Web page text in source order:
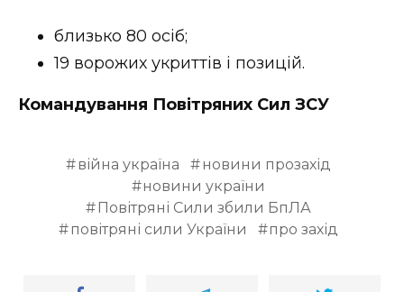
близько 80 осіб;
19 ворожих укриттів і позицій.
Командування Повітряних Сил ЗСУ
війна україна
новини прозахід
новини україни
Повітряні Сили збили БпЛА
повітряні сили України
про захід